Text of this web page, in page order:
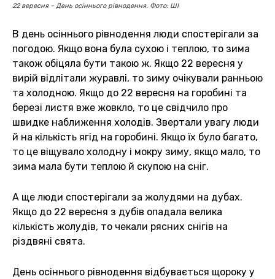
22 вересня – День осіннього рівнодення. Фото: ШІ
В день осіннього рівнодення люди спостерігали за
погодою. Якщо вона була сухою і теплою, то зима
також обіцяла бути такою ж. Якщо 22 вересня у
вирій відлітали журавлі, то зиму очікували ранньою
та холодною. Якщо до 22 вересня на горобині та
березі листя вже жовкло, то це свідчило про
швидке наближення холодів. Звертали увагу люди
й на кількість ягід на горобині. Якщо їх було багато,
то це віщувало холодну і мокру зиму, якщо мало, то
зима мала бути теплою й скупою на сніг.
А ще люди спостерігали за жолудями на дубах.
Якщо до 22 вересня з дубів опадала велика
кількість жолудів, то чекали рясних снігів на
різдвяні свята.
День осіннього рівнодення відбувається щороку у